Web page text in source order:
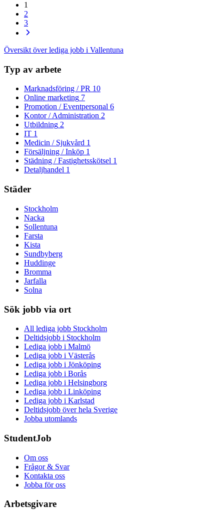
1
2
3
Översikt över lediga jobb i Vallentuna
Typ av arbete
Marknadsföring / PR 10
Online marketing 7
Promotion / Eventpersonal 6
Kontor / Administration 2
Utbildning 2
IT 1
Medicin / Sjukvård 1
Försäljning / Inköp 1
Städning / Fastighetsskötsel 1
Detaljhandel 1
Städer
Stockholm
Nacka
Sollentuna
Farsta
Kista
Sundbyberg
Huddinge
Bromma
Jarfalla
Solna
Sök jobb via ort
All lediga jobb Stockholm
Deltidsjobb i Stockholm
Lediga jobb i Malmö
Lediga jobb i Västerås
Lediga jobb i Jönköping
Lediga jobb i Borås
Lediga jobb i Helsingborg
Lediga jobb i Linköping
Lediga jobb i Karlstad
Deltidsjobb över hela Sverige
Jobba utomlands
StudentJob
Om oss
Frågor & Svar
Kontakta oss
Jobba för oss
Arbetsgivare